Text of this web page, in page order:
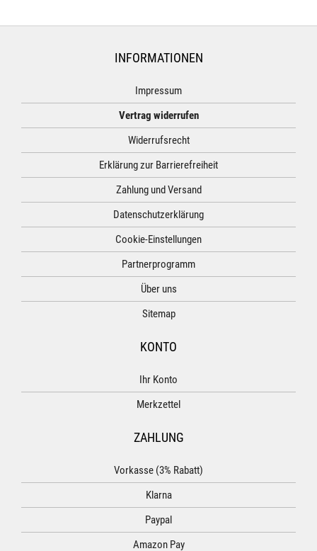
INFORMATIONEN
Impressum
Vertrag widerrufen
Widerrufsrecht
Erklärung zur Barrierefreiheit
Zahlung und Versand
Datenschutzerklärung
Cookie-Einstellungen
Partnerprogramm
Über uns
Sitemap
KONTO
Ihr Konto
Merkzettel
ZAHLUNG
Vorkasse (3% Rabatt)
Klarna
Paypal
Amazon Pay